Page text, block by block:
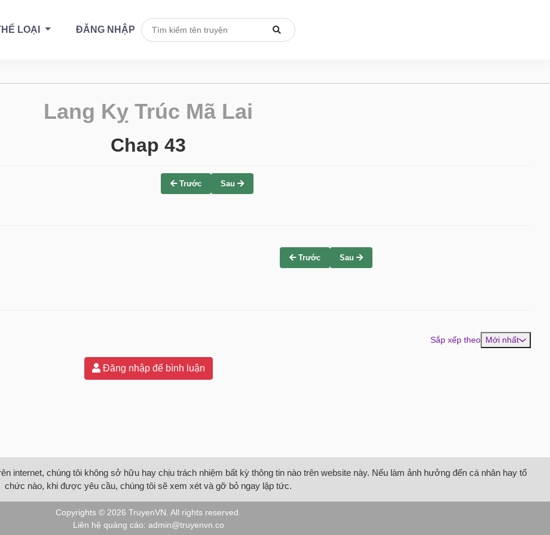
LOẠI ĐĂNG NHẬP
Lang Kỵ Trúc Mã Lai
Chap 43
Trước Sau
Trước Sau
Sắp xếp theo Mới nhất
Đăng nhập để bình luận
internet, chúng tôi không sở hữu hay chịu trách nhiệm bất kỳ thông tin nào trên website này. Nếu làm ảnh hưởng đến cá nhân hay tổ
chức nào, khi được yêu cầu, chúng tôi sẽ xem xét và gỡ bỏ ngay lập tức.
Copyrights © 2026 TruyenVN . All rights reserved.
Liên hệ quảng cáo: admin@truyenvn.co